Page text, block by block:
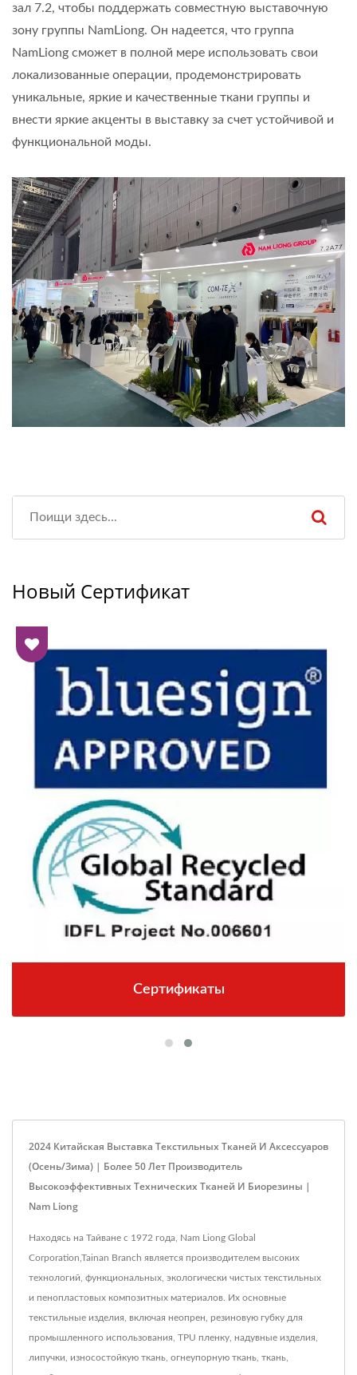
зал 7.2, чтобы поддержать совместную выставочную
зону группы NamLiong. Он надеется, что группа
NamLiong сможет в полной мере использовать свои
локализованные операции, продемонстрировать
уникальные, яркие и качественные ткани группы и
внести яркие акценты в выставку за счет устойчивой и
функциональной моды.
Новый Сертификат
Сертификаты
2024 Китайская Выставка Текстильных Тканей И Аксессуаров
(осень/зима) | Более 50 Лет Производитель
Высокоэффективных Технических Тканей И Биорезины |
Nam Liong
Находясь на Тайване с 1972 года, Nam Liong Global
Corporation,Tainan Branch является производителем высоких
технологий, функциональных, экологически чистых текстильных
и пенопластовых композитных материалов. Их основные
текстильные изделия, включая неопрен, резиновую губку для
промышленного использования, TPU пленку, надувные изделия,
липучки, износостойкую ткань, огнеупорную ткань, ткань,